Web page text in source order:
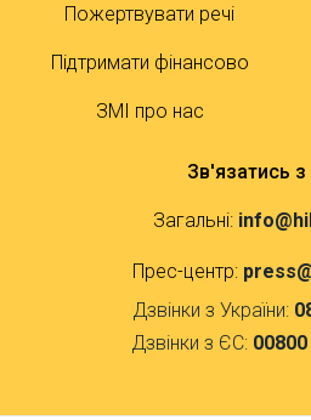
Пожертвувати речі
Підтримати фінансово
ЗМІ про нас
Зв'язатись
Загальні:
Прес-центр:
Дзвінки з України:
Дзвінки з ЄС: